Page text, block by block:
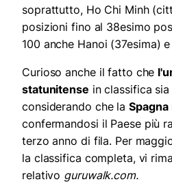
soprattutto, Ho Chi Minh
posizioni fino al 38esimo
100 anche Hanoi (37esima)
Curioso anche il fatto che
statunitense in classifica
considerando che la Spagna
confermandosi il Paese più
terzo anno di fila. Per
la classifica completa, vi
relativo guruwalk.com.